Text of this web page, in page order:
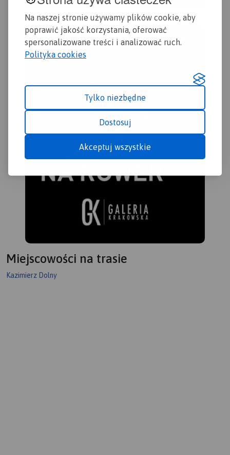
Na naszej stronie używamy plików cookie, aby
poprawić jakość korzystania, oferować
spersonalizowane treści i analizować ruch.
Polityka cookies
Tylko niezbędne
Dostosuj
Akceptuj wszystkie
Krajobrazowy, Nałęczów i
Puławy.
Miejscowości na trasie
Kazimierz Dolny